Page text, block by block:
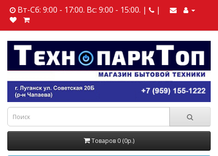
Вт-Сб: 9:00 - 17:00. Вс: 9:00 - 15:00. | |
Товаров 0 (0р.)